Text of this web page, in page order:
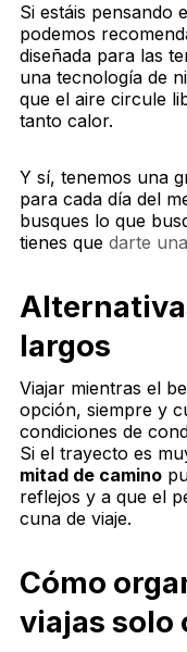
Si estáis pensando
podemos
diseñada para las
una tecnología de
que el aire circule
tanto calor.
Y sí, tenemos una
para cada día del
busques lo que
tienes que darte
largos
Viajar mientras el
opción, siempre y
condiciones de
Si el trayecto es
mitad de camino
reflejos y a que el
cuna de viaje.
Cómo
viajas solo